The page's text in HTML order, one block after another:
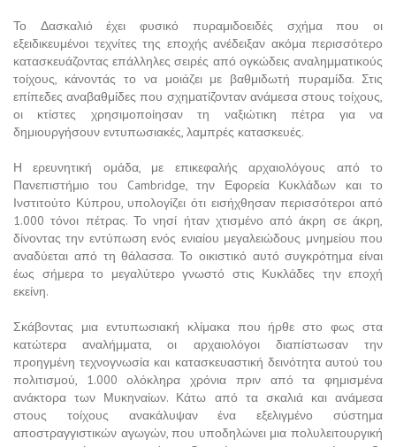
Το Δασκαλιό έχει φυσικό πυραμιδοειδές σχήμα που οι
εξειδικευμένοι τεχνίτες της εποχής ανέδειξαν ακόμα περισσότερο
κατασκευάζοντας επάλληλες σειρές από ογκώδεις αναλημματικούς
τοίχους, κάνοντάς το να μοιάζει με βαθμιδωτή πυραμίδα. Στις
επίπεδες αναβαθμίδες που σχηματίζονταν ανάμεσα στους τοίχους,
οι κτίστες χρησιμοποίησαν τη ναξιώτικη πέτρα για να
δημιουργήσουν εντυπωσιακές, λαμπρές κατασκευές.
Η ερευνητική ομάδα, με επικεφαλής αρχαιολόγους από το
Πανεπιστήμιο του Cambridge, την Εφορεία Κυκλάδων και το
Ινστιτούτο Κύπρου, υπολογίζει ότι εισήχθησαν περισσότεροι από
1.000 τόνοι πέτρας. Το νησί ήταν χτισμένο από άκρη σε άκρη,
δίνοντας την εντύπωση ενός ενιαίου μεγαλειώδους μνημείου που
αναδύεται από τη θάλασσα. Το οικιστικό αυτό συγκρότημα είναι
έως σήμερα το μεγαλύτερο γνωστό στις Κυκλάδες την εποχή
εκείνη.
Σκάβοντας μια εντυπωσιακή κλίμακα που ήρθε στο φως στα
κατώτερα αναλήμματα, οι αρχαιολόγοι διαπίστωσαν την
προηγμένη τεχνογνωσία και κατασκευαστική δεινότητα αυτού του
πολιτισμού, 1.000 ολόκληρα χρόνια πριν από τα φημισμένα
ανάκτορα των Μυκηναίων. Κάτω από τα σκαλιά και ανάμεσα
στους τοίχους ανακάλυψαν ένα εξελιγμένο σύστημα
αποστραγγιστικών αγωγών, που υποδηλώνει μια πολυλειτουργική